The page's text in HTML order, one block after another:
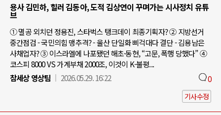
용사 김민하, 힐러 김동아, 도적 김상연이 꾸며가는 시사정치 유튜
브
① 멸공 외치던 정용진, 스타벅스 탱크데이 최종기획자? ② 지방선거
중간점검 - 국민의힘 맹추격? - 울산 단일화 삐걱대다 결단 - 김용남은
사채업자? ③ 이스라엘에 나포됐던 해초·동현, “고문, 폭행 당했다” ④
코스피 8000 VS 가계부채 2000조, 이것이 K-불평...
참세상 영상팀
2026.05.29. 16:22 0
기사수정